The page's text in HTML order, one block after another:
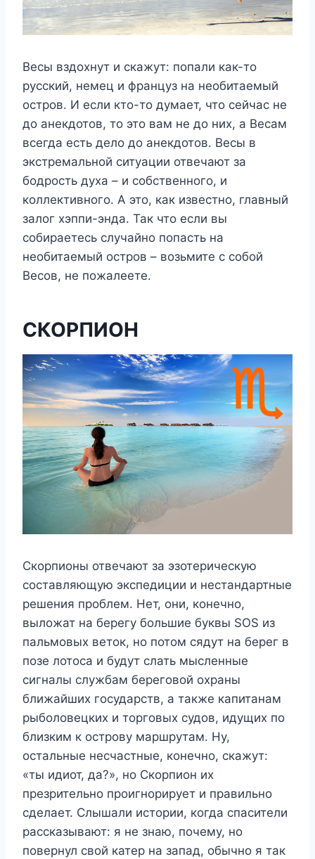
Весы вздохнут и скажут: попали как-то
русский, немец и француз на необитаемый
остров. И если кто-то думает, что сейчас не
до анекдотов, то это вам не до них, а Весам
всегда есть дело до анекдотов. Весы в
экстремальной ситуации отвечают за
бодрость духа – и собственного, и
коллективного. А это, как известно, главный
залог хэппи-энда. Так что если вы
собираетесь случайно попасть на
необитаемый остров – возьмите с собой
Весов, не пожалеете.
СКОРПИОН
Скорпионы отвечают за эзотерическую
составляющую экспедиции и нестандартные
решения проблем. Нет, они, конечно,
выложат на берегу большие буквы SOS из
пальмовых веток, но потом сядут на берег в
позе лотоса и будут слать мысленные
сигналы службам береговой охраны
ближайших государств, а также капитанам
рыболовецких и торговых судов, идущих по
близким к острову маршрутам. Ну,
остальные несчастные, конечно, скажут:
«ты идиот, да?», но Скорпион их
презрительно проигнорирует и правильно
сделает. Слышали истории, когда спасители
рассказывают: я не знаю, почему, но
повернул свой катер на запад, обычно я так